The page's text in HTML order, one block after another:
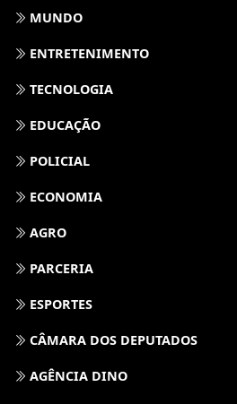
MUNDO
ENTRETENIMENTO
TECNOLOGIA
EDUCAÇÃO
POLICIAL
ECONOMIA
AGRO
PARCERIA
ESPORTES
CÂMARA DOS DEPUTADOS
AGÊNCIA DINO